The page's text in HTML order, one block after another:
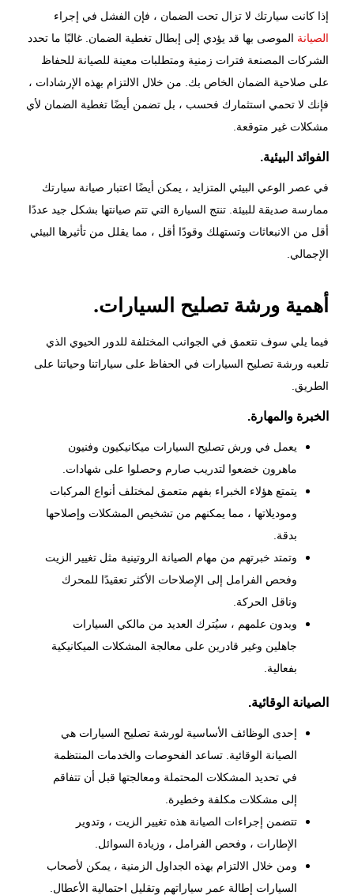
إذا كانت سيارتك لا تزال تحت الضمان ، فإن الفشل في إجراء
الصيانة الموصى بها قد يؤدي إلى إبطال تغطية الضمان. غالبًا ما تحدد
الشركات المصنعة فترات زمنية ومتطلبات معينة للصيانة للحفاظ
على صلاحية الضمان الخاص بك. من خلال الالتزام بهذه الإرشادات ،
فإنك لا تحمي استثمارك فحسب ، بل تضمن أيضًا تغطية الضمان لأي
مشكلات غير متوقعة.
الفوائد البيئية.
في عصر الوعي البيئي المتزايد ، يمكن أيضًا اعتبار صيانة سيارتك
ممارسة صديقة للبيئة. تنتج السيارة التي تتم صيانتها بشكل جيد عددًا
أقل من الانبعاثات وتستهلك وقودًا أقل ، مما يقلل من تأثيرها البيئي
الإجمالي.
أهمية ورشة تصليح السيارات.
فيما يلي سوف نتعمق في الجوانب المختلفة للدور الحيوي الذي
تلعبه ورشة تصليح السيارات في الحفاظ على سياراتنا وحياتنا على
الطريق.
الخبرة والمهارة.
يعمل في ورش تصليح السيارات ميكانيكيون وفنيون
ماهرون خضعوا لتدريب صارم وحصلوا على شهادات.
يتمتع هؤلاء الخبراء بفهم متعمق لمختلف أنواع المركبات
وموديلاتها ، مما يمكنهم من تشخيص المشكلات وإصلاحها
بدقة.
وتمتد خبرتهم من مهام الصيانة الروتينية مثل تغيير الزيت
وفحص الفرامل إلى الإصلاحات الأكثر تعقيدًا للمحرك
وناقل الحركة.
وبدون علمهم ، سيُترك العديد من مالكي السيارات
جاهلين وغير قادرين على معالجة المشكلات الميكانيكية
بفعالية.
الصيانة الوقائية.
إحدى الوظائف الأساسية لورشة تصليح السيارات هي
الصيانة الوقائية. تساعد الفحوصات والخدمات المنتظمة
في تحديد المشكلات المحتملة ومعالجتها قبل أن تتفاقم
إلى مشكلات مكلفة وخطيرة.
تتضمن إجراءات الصيانة هذه تغيير الزيت ، وتدوير
الإطارات ، وفحص الفرامل ، وزيادة السوائل.
ومن خلال الالتزام بهذه الجداول الزمنية ، يمكن لأصحاب
السيارات إطالة عمر سياراتهم وتقليل احتمالية الأعطال.